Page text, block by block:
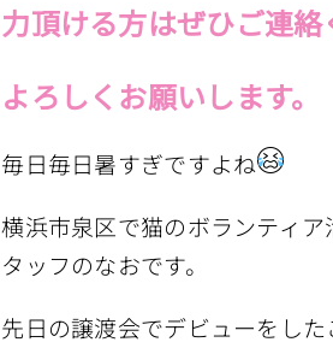
力頂ける方はぜひご連絡
よろしくお願いします。
毎日毎日暑すぎですよね
横浜市泉区で猫のボランティ
タッフのなおです。
先日の譲渡会でデビューをし